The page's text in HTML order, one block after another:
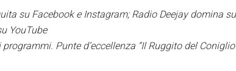
su Facebook e Instagram; Radio Deejay domina su
YouTube
Punte d’eccellenza “Il Ruggito del